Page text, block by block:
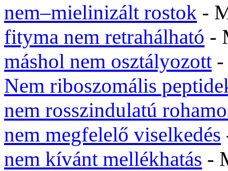
nem–mielinizált rostok -
fityma nem retrahálható -
máshol nem osztályozott-
Nem riboszomális
nem rosszindulatú
nem megfelelő viselkedés
nem kívánt mellékhatás -